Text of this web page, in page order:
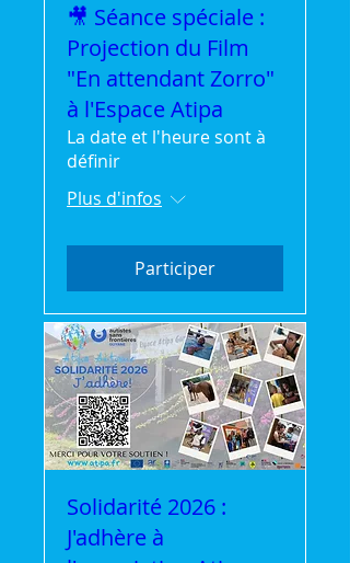
🎥 Séance spéciale :
Projection du Film
"En attendant Zorro"
à l'Espace Atipa
La date et l'heure sont à
définir
Plus d'infos
Participer
Solidarité 2026 :
J'adhère à